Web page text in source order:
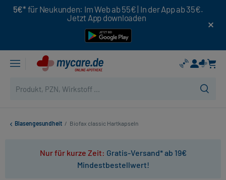
5€* für Neukunden: Im Web ab 55€ | In der App ab 35€.
Jetzt App downloaden
Blasengesundheit / Biofax classic Hartkapseln
Nur für kurze Zeit: Gratis-Versand* ab 19€
Mindestbestellwert!